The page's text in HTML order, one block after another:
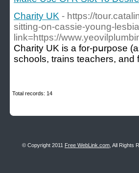
Charity UK - https://
sitting-on-cassie-young-
link=https://
Charіty UK is a for-pսrpose
schools, trains teachers,
Total records: 14
© Copyright 2011 Free WebLink.com , All Rights